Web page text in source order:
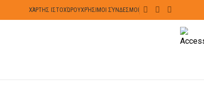
ΧΆΡΤΗΣ ΙΣΤΟΧΏΡΟΥΧΡΉΣΙΜΟΙ ΣΎΝΔΕΣΜΟΙ